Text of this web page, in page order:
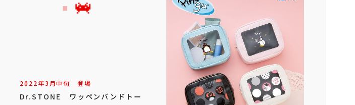
2022年3月中旬 登場
Dr.STONE ワッペンバンドトー